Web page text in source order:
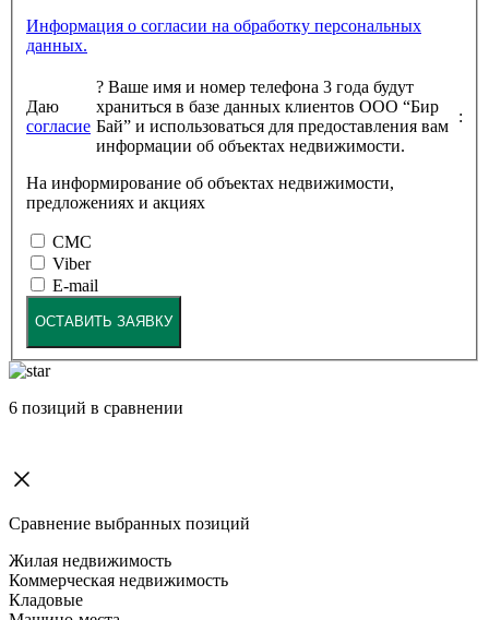
Информация о согласии на обработку персональных
данных.
Даю
согласие
? Ваше имя и номер телефона 3 года будут
храниться в базе данных клиентов ООО “Бир
Бай” и использоваться для предоставления вам
информации об объектах недвижимости.
:
На информирование об объектах недвижимости,
предложениях и акциях
СМС
Viber
E-mail
ОСТАВИТЬ ЗАЯВКУ
6 позиций в сравнении
Сравнение выбранных позиций
Жилая недвижимость
Коммерческая недвижимость
Кладовые